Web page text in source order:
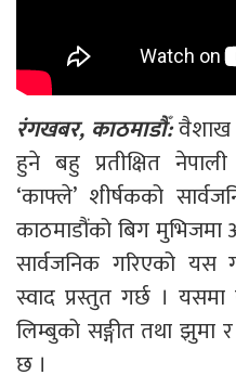
रंगखबर, काठमाडौँ:वैशाख
हुने बहु प्रतीक्षित
‘काफ्ले’ शीर्षकको
काठमाडौंको बिग मुभिजमा
सार्वजनिक गरिएको यस
स्वाद प्रस्तुत गर्छ ।
लिम्बुको सङ्गीत तथा झुमा
छ ।